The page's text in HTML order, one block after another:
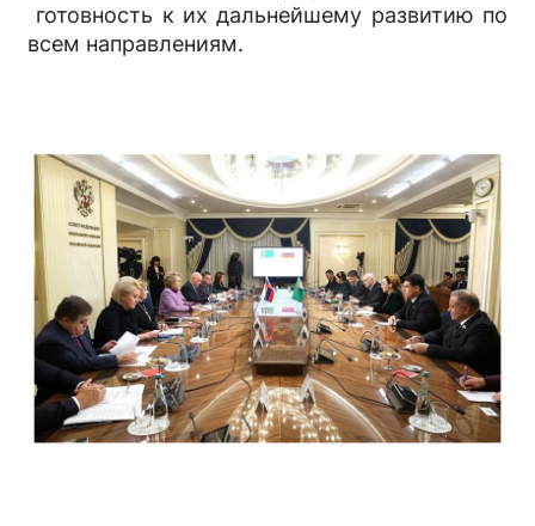
готовность к их дальнейшему развитию по
всем направлениям.